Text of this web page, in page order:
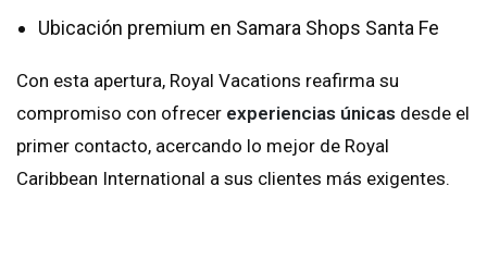
Ubicación premium en Samara Shops Santa Fe
Con esta apertura, Royal Vacations reafirma su
compromiso con ofrecer experiencias únicas desde el
primer contacto, acercando lo mejor de Royal
Caribbean International a sus clientes más exigentes.